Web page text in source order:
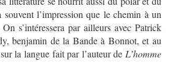
l’impression que le chemin à un
s’intéressera par ailleurs avec Patrick
benjamin de la Bande à Bonnot, et au
la langue fait par l’auteur de L’homme